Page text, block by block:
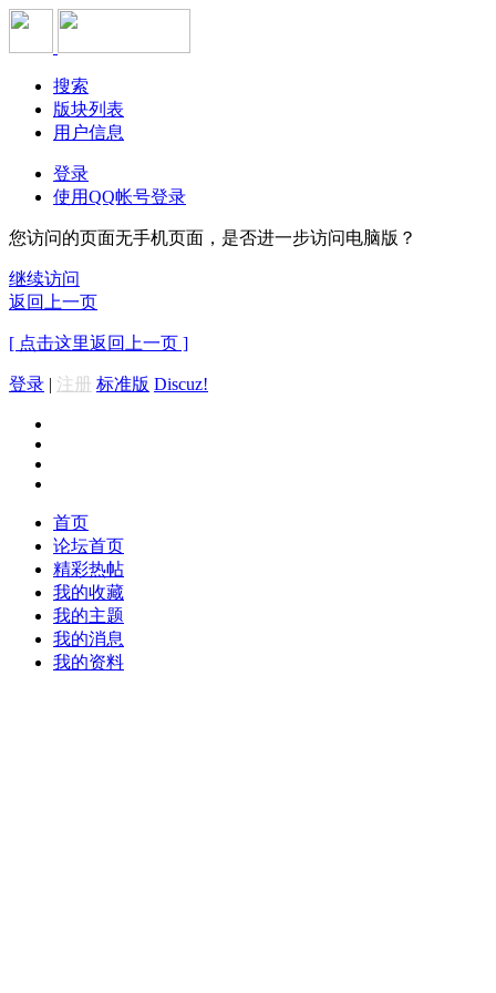
搜索
版块列表
用户信息
登录
使用QQ帐号登录
您访问的页面无手机页面，是否进一步访问电脑版？
继续访问
返回上一页
[ 点击这里返回上一页 ]
登录 | 注册 标准版 Discuz!
首页
论坛首页
精彩热帖
我的收藏
我的主题
我的消息
我的资料